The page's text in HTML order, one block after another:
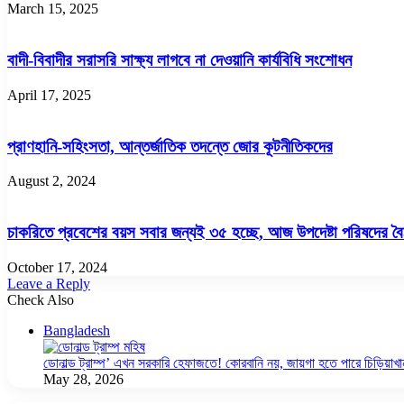
March 15, 2025
বাদী-বিবাদীর সরাসরি সাক্ষ্য লাগবে না দেওয়ানি কার্যবিধি সংশোধন
April 17, 2025
প্রাণহানি-সহিংসতা, আন্তর্জাতিক তদন্তে জোর কূটনীতিকদের
August 2, 2024
চাকরিতে প্রবেশের বয়স সবার জন্যই ৩৫ হচ্ছে, আজ উপদেষ্টা পরিষদের
October 17, 2024
Leave a Reply
Check Also
Bangladesh
ডোনাল্ড ট্রাম্প’ এখন সরকারি হেফাজতে! কোরবানি নয়, জায়গা হতে পারে
May 28, 2026